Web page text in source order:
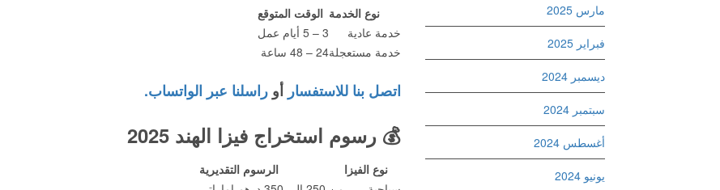
نوع الخدمة الوقت المتوقع
خدمة عادية
3 – 5 أيام عمل
خدمة مستعجلة24 – 48 ساعة
اتصل بنا للاستفسار أوراسلنا عبر الواتساب.
💰 رسوم استخراج فيزا الهند 2025
نوع الفيزا
الرسوم التقديرية
مارس 2025
فبراير 2025
ديسمبر 2024
سبتمبر 2024
أغسطس 2024
يونيو 2024